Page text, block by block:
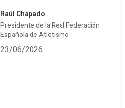
Raúl Chapado
Presidente de la Real Federación
Española de Atletismo
23/06/2026